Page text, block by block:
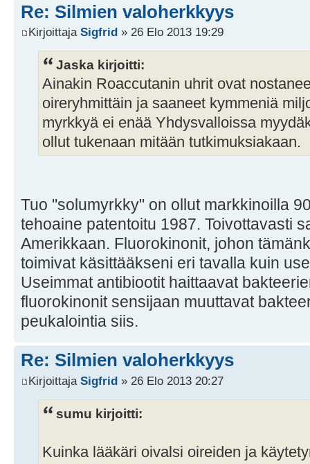
Re: Silmien valoherkkyys
Kirjoittaja Sigfrid » 26 Elo 2013 19:29
Jaska kirjoitti:
Ainakin Roaccutanin uhrit ovat
oireryhmittäin ja saaneet kymmeniä
myrkkyä ei enää Yhdysvalloissa
ollut tukenaan mitään tutkimuksiakaan.
Tuo "solumyrkky" on ollut markkinoilla
tehoaine patentoitu 1987. Toivottavasti
Amerikkaan. Fluorokinonit, johon
toimivat käsittääkseni eri tavalla kuin
Useimmat antibiootit haittaavat
fluorokinonit sensijaan muuttavat
peukalointia siis.
Re: Silmien valoherkkyys
Kirjoittaja Sigfrid » 26 Elo 2013 20:27
sumu kirjoitti:
Kuinka lääkäri oivalsi oireiden ja